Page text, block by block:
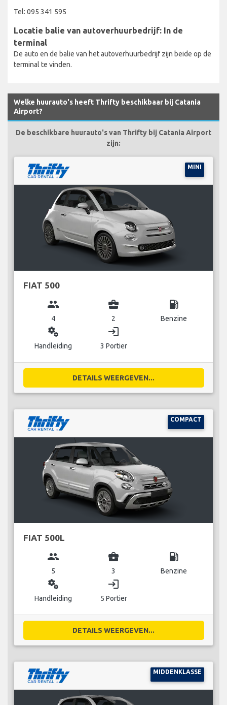
Tel: 095 341 595
Locatie balie van autoverhuurbedrijf: In de
terminal
De auto en de balie van het autoverhuurbedrijf zijn beide op de
terminal te vinden.
Welke huurauto's heeft Thrifty beschikbaar bij Catania
Airport?
De beschikbare huurauto's van Thrifty bij Catania Airport
zijn:
MINI
FIAT 500
group
4
business_center
2
local_gas_station
Benzine
miscellaneous_services
Handleiding
login
3 Portier
DETAILS WEERGEVEN...
COMPACT
FIAT 500L
group
5
business_center
3
local_gas_station
Benzine
miscellaneous_services
Handleiding
login
5 Portier
DETAILS WEERGEVEN...
MIDDENKLASSE